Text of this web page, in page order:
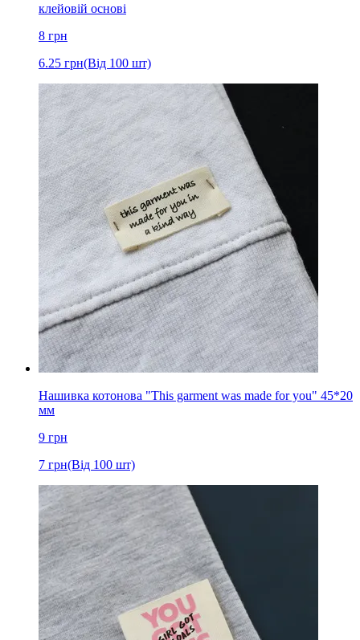
клейовій основі
8 грн
6.25 грн(Від 100 шт)
Нашивка котонова "This garment was made for you" 45*20
мм
9 грн
7 грн(Від 100 шт)